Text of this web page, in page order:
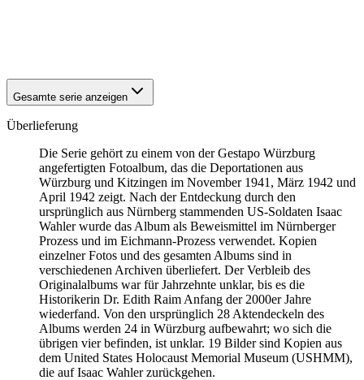
Gesamte serie anzeigen
Überlieferung
Die Serie gehört zu einem von der Gestapo Würzburg
angefertigten Fotoalbum, das die Deportationen aus
Würzburg und Kitzingen im November 1941, März 1942 und
April 1942 zeigt. Nach der Entdeckung durch den
ursprünglich aus Nürnberg stammenden US-Soldaten Isaac
Wahler wurde das Album als Beweismittel im Nürnberger
Prozess und im Eichmann-Prozess verwendet. Kopien
einzelner Fotos und des gesamten Albums sind in
verschiedenen Archiven überliefert. Der Verbleib des
Originalalbums war für Jahrzehnte unklar, bis es die
Historikerin Dr. Edith Raim Anfang der 2000er Jahre
wiederfand. Von den ursprünglich 28 Aktendeckeln des
Albums werden 24 in Würzburg aufbewahrt; wo sich die
übrigen vier befinden, ist unklar. 19 Bilder sind Kopien aus
dem United States Holocaust Memorial Museum (USHMM),
die auf Isaac Wahler zurückgehen.